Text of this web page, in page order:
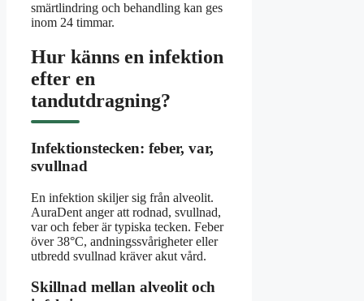
smärtlindring och behandling kan ges
inom 24 timmar.
Hur känns en infektion
efter en
tandutdragning?
Infektionstecken: feber, var,
svullnad
En infektion skiljer sig från alveolit.
AuraDent anger att rodnad, svullnad,
var och feber är typiska tecken. Feber
över 38°C, andningssvårigheter eller
utbredd svullnad kräver akut vård.
Skillnad mellan alveolit och